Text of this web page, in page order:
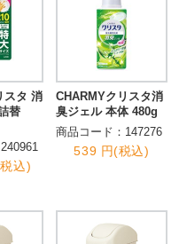
スタ 消
替
込)
CHARMYクリスタ消
臭ジェル 本体 480g
商品コード：147276
539 円(税込)